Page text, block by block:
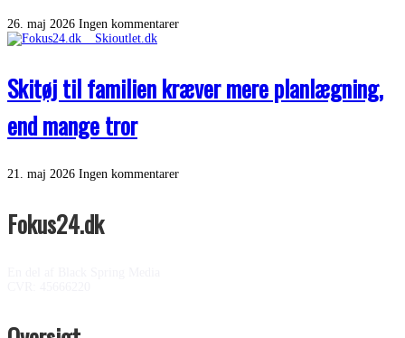
26. maj 2026 Ingen kommentarer
Skitøj til familien kræver mere planlægning,
end mange tror
21. maj 2026 Ingen kommentarer
Fokus24.dk